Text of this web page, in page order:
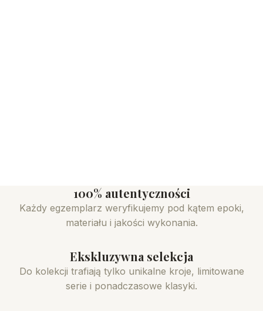
100% autentyczności
Każdy egzemplarz weryfikujemy pod kątem epoki,
materiału i jakości wykonania.
Ekskluzywna selekcja
Do kolekcji trafiają tylko unikalne kroje, limitowane
serie i ponadczasowe klasyki.